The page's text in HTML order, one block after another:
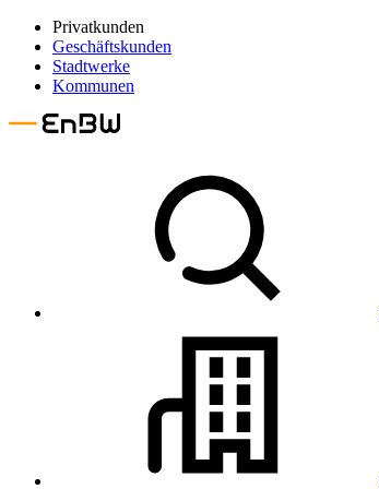
Privatkunden
Geschäftskunden
Stadtwerke
Kommunen